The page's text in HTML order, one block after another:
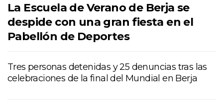
La Escuela de Verano de Berja se
despide con una gran fiesta en el
Pabellón de Deportes
Tres personas detenidas y 25 denuncias tras las
celebraciones de la final del Mundial en Berja